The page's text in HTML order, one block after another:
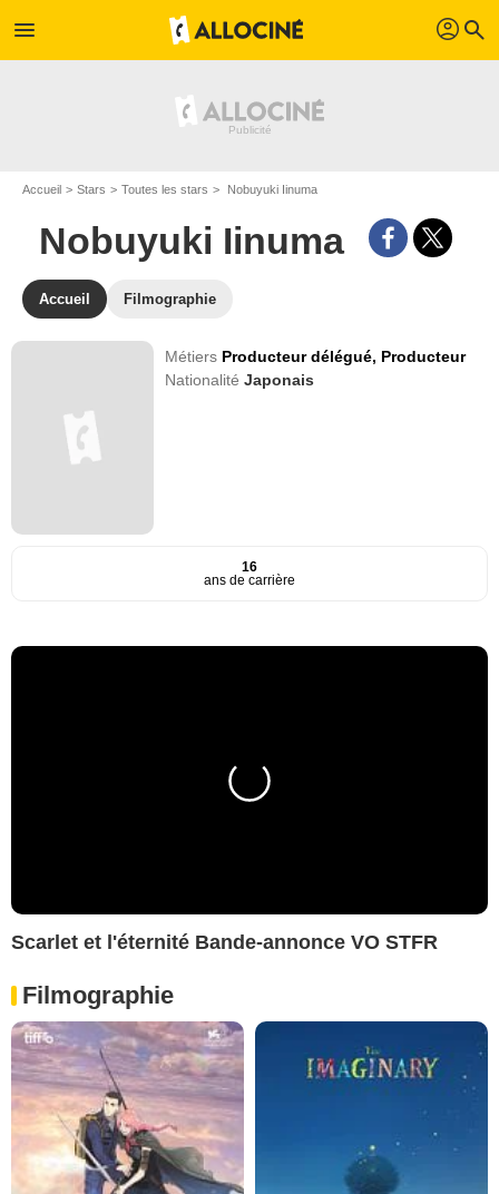
menu profil search
Accueil Stars Toutes les stars Nobuyuki Iinuma
Nobuyuki Iinuma
Accueil Filmographie
Métiers Producteur délégué, Producteur
NationalitéJaponais
16
ans de carrière
Scarlet et l'éternité Bande-annonce VO STFR
Filmographie